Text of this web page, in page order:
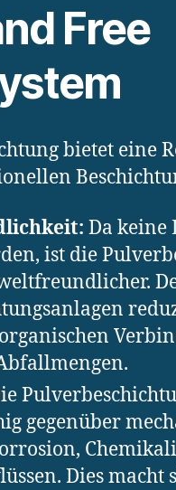
Free
bietet eine
Da keine
ist die
gegenüber
Dies macht